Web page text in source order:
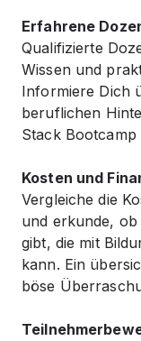
Erfahrene
Qualifizierte
Wissen und
Informiere Dich
beruflichen
Stack Bootcamp
Kosten und
Vergleiche die
und erkunde,
gibt, die mit
kann. Ein
böse